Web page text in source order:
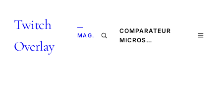
Twitch
Overlay
—
MAG.
COMPARATEUR
MICROS…